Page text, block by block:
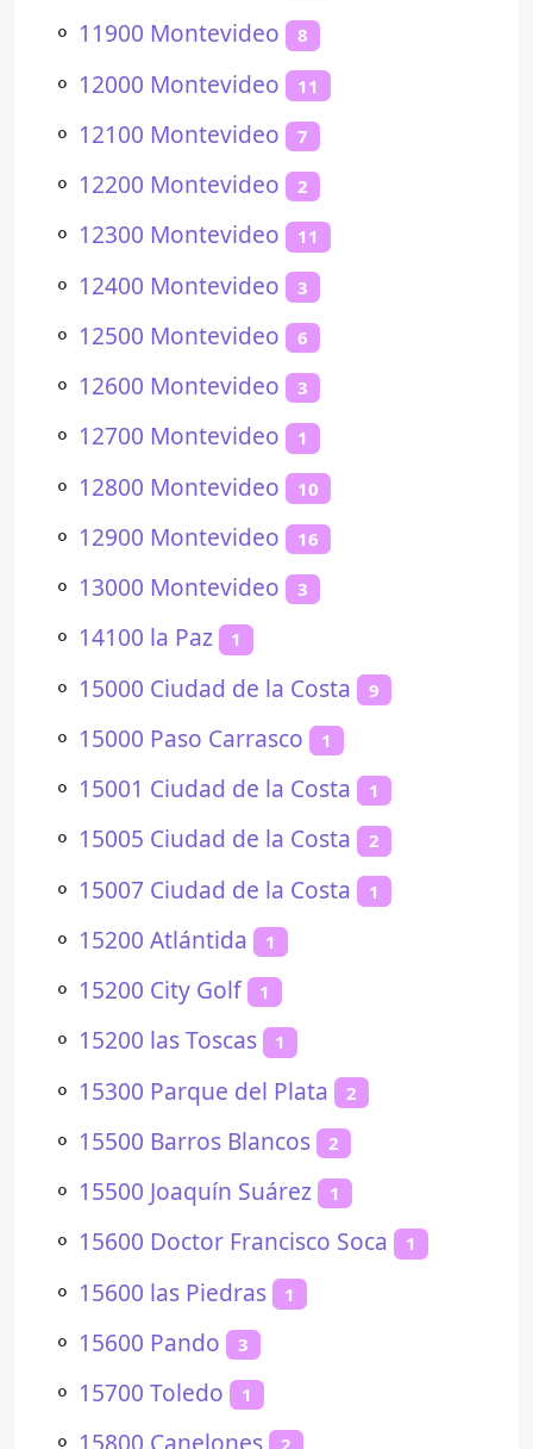
⚬ 11900 Montevideo 8
⚬ 12000 Montevideo 11
⚬ 12100 Montevideo 7
⚬ 12200 Montevideo 2
⚬ 12300 Montevideo 11
⚬ 12400 Montevideo 3
⚬ 12500 Montevideo 6
⚬ 12600 Montevideo 3
⚬ 12700 Montevideo 1
⚬ 12800 Montevideo 10
⚬ 12900 Montevideo 16
⚬ 13000 Montevideo 3
⚬ 14100 la Paz 1
⚬ 15000 Ciudad de la Costa 9
⚬ 15000 Paso Carrasco 1
⚬ 15001 Ciudad de la Costa 1
⚬ 15005 Ciudad de la Costa 2
⚬ 15007 Ciudad de la Costa 1
⚬ 15200 Atlántida 1
⚬ 15200 City Golf 1
⚬ 15200 las Toscas 1
⚬ 15300 Parque del Plata 2
⚬ 15500 Barros Blancos 2
⚬ 15500 Joaquín Suárez 1
⚬ 15600 Doctor Francisco Soca 1
⚬ 15600 las Piedras 1
⚬ 15600 Pando 3
⚬ 15700 Toledo 1